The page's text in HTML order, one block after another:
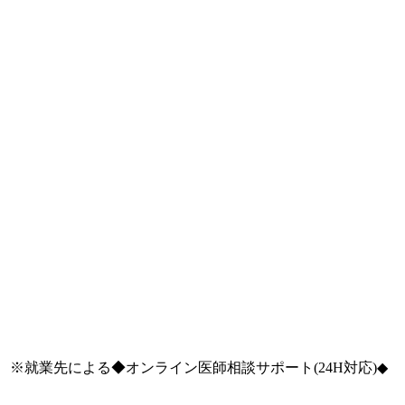
就業先による◆オンライン医師相談サポート(24H対応)◆